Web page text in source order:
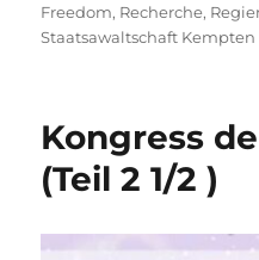
Freedom, Recherche,
Staatsawaltschaft Kempten
Kongress
(Teil 2 1/2 )